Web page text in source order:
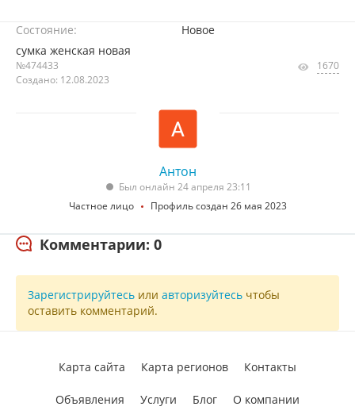
Состояние:
Новое
сумка женская новая
№474433
Создано: 12.08.2023
1670
Антон
Был онлайн 24 апреля 23:11
Частное лицо
Профиль создан 26 мая 2023
Комментарии: 0
Зарегистрируйтесь или авторизуйтесь чтобы
оставить комментарий.
Карта сайта Карта регионов Контакты
Объявления Услуги Блог О компании